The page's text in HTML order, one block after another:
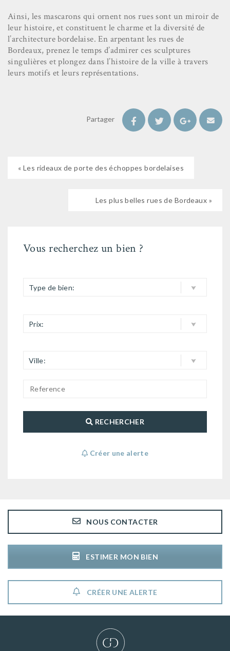
Ainsi, les mascarons qui ornent nos rues sont un miroir de
leur histoire, et constituent le charme et la diversité de
l’architecture bordelaise. En arpentant les rues de
Bordeaux, prenez le temps d’admirer ces sculptures
singulières et plongez dans l’histoire de la ville à travers
leurs motifs et leurs représentations.
Partager
« Les rideaux de porte des échoppes bordelaises
Les plus belles rues de Bordeaux »
Vous recherchez un bien ?
Type de bien:
Prix:
Ville:
RECHERCHER
Créer une alerte
NOUS CONTACTER
ESTIMER MON BIEN
CRÉER UNE ALERTE